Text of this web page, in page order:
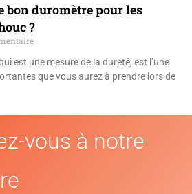
bon duromètre pour les
?
est une mesure de la dureté, est l’une
que vous aurez à prendre lors de
vous à notre